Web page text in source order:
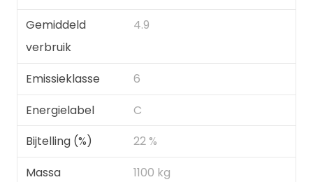
Gemiddeld
verbruik
4.9
Emissieklasse
6
Energielabel
C
Bijtelling (%)
22 %
Massa
1100 kg